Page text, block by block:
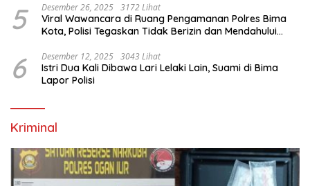
5 Desember 26, 2025 3172 Lihat
Viral Wawancara di Ruang Pengamanan Polres Bima
Kota, Polisi Tegaskan Tidak Berizin dan Mendahului
6 Desember 12, 2025 3043 Lihat
Istri Dua Kali Dibawa Lari Lelaki Lain, Suami di Bima
Lapor Polisi
Kriminal